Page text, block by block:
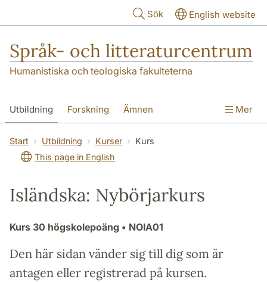
Sök English website
Språk- och litteraturcentrum
Humanistiska och teologiska fakulteterna
Utbildning Forskning Ämnen
SOL-husen Kontakt Institutionen
översättning till svenska
Mer
Start Utbildning Kurser
Kurs
This page in English
Isländska: Nybörjarkurs
Kurs 30 högskolepoäng • NOIA01
Den här sidan vänder sig till dig som är
antagen eller registrerad på kursen.